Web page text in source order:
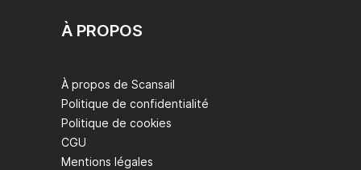
À PROPOS
À propos de Scansail
Politique de confidentialité
Politique de cookies
CGU
Mentions légales